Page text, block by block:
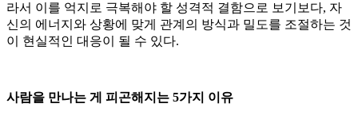
라서 이를 억지로 극복해야 할 성격적 결함으로 보기보다, 자
신의 에너지와 상황에 맞게 관계의 방식과 밀도를 조절하는 것
이 현실적인 대응이 될 수 있다.
사람을 만나는 게 피곤해지는 5가지 이유